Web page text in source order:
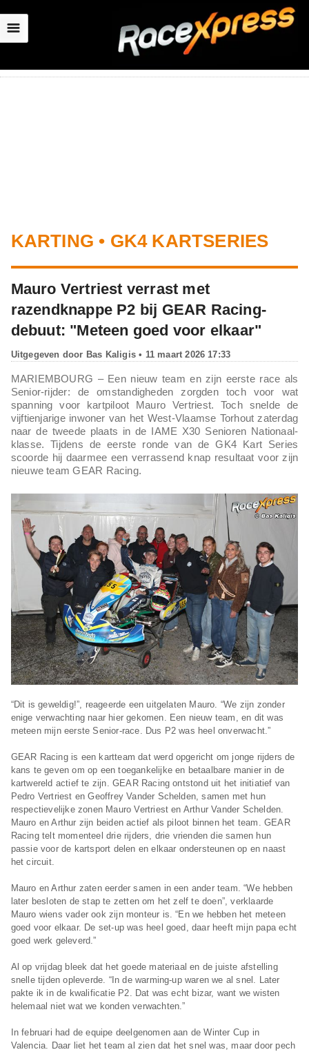
☰
KARTING • GK4 KARTSERIES
Mauro Vertriest verrast met
razendknappe P2 bij GEAR Racing-
debuut: "Meteen goed voor elkaar"
Uitgegeven door Bas Kaligis• 11 maart 2026 17:33
MARIEMBOURG – Een nieuw team en zijn eerste race als
Senior-rijder: de omstandigheden zorgden toch voor wat
spanning voor kartpiloot Mauro Vertriest. Toch snelde de
vijftienjarige inwoner van het West-Vlaamse Torhout zaterdag
naar de tweede plaats in de IAME X30 Senioren Nationaal-
klasse. Tijdens de eerste ronde van de GK4 Kart Series
scoorde hij daarmee een verrassend knap resultaat voor zijn
nieuwe team GEAR Racing.
“Dit is geweldig!”, reageerde een uitgelaten Mauro. “We zijn zonder
enige verwachting naar hier gekomen. Een nieuw team, en dit was
meteen mijn eerste Senior-race. Dus P2 was heel onverwacht.”
GEAR Racing is een kartteam dat werd opgericht om jonge rijders de
kans te geven om op een toegankelijke en betaalbare manier in de
kartwereld actief te zijn. GEAR Racing ontstond uit het initiatief van
Pedro Vertriest en Geoffrey Vander Schelden, samen met hun
respectievelijke zonen Mauro Vertriest en Arthur Vander Schelden.
Mauro en Arthur zijn beiden actief als piloot binnen het team. GEAR
Racing telt momenteel drie rijders, drie vrienden die samen hun
passie voor de kartsport delen en elkaar ondersteunen op en naast
het circuit.
Mauro en Arthur zaten eerder samen in een ander team. “We hebben
later besloten de stap te zetten om het zelf te doen”, verklaarde
Mauro wiens vader ook zijn monteur is. “En we hebben het meteen
goed voor elkaar. De set-up was heel goed, daar heeft mijn papa echt
goed werk geleverd.”
Al op vrijdag bleek dat het goede materiaal en de juiste afstelling
snelle tijden opleverde. “In de warming-up waren we al snel. Later
pakte ik in de kwalificatie P2. Dat was echt bizar, want we wisten
helemaal niet wat we konden verwachten.”
In februari had de equipe deelgenomen aan de Winter Cup in
Valencia. Daar liet het team al zien dat het snel was, maar door pech